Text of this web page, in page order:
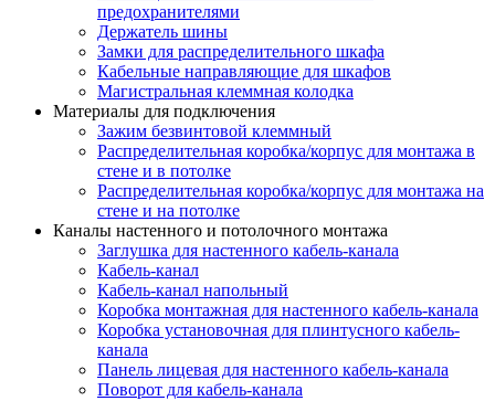
предохранителями
Держатель шины
Замки для распределительного шкафа
Кабельные направляющие для шкафов
Магистральная клеммная колодка
Материалы для подключения
Зажим безвинтовой клеммный
Распределительная коробка/корпус для монтажа в
стене и в потолке
Распределительная коробка/корпус для монтажа на
стене и на потолке
Каналы настенного и потолочного монтажа
Заглушка для настенного кабель-канала
Кабель-канал
Кабель-канал напольный
Коробка монтажная для настенного кабель-канала
Коробка установочная для плинтусного кабель-
канала
Панель лицевая для настенного кабель-канала
Поворот для кабель-канала